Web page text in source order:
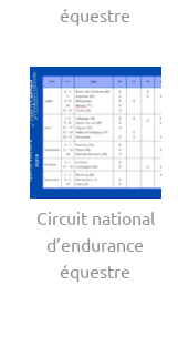
équestre
Circuit national
d’endurance
équestre